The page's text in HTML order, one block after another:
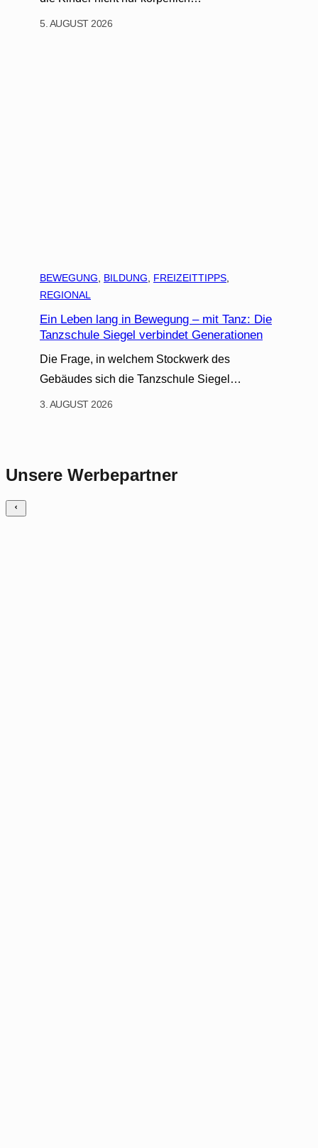
5. AUGUST 2026
BEWEGUNG BILDUNG FREIZEITTIPPS
REGIONAL
Ein Leben lang in Bewegung – mit Tanz: Die
Tanzschule Siegel verbindet Generationen
Die Frage, in welchem Stockwerk des
Gebäudes sich die Tanzschule Siegel…
3. AUGUST 2026
Unsere Werbepartner